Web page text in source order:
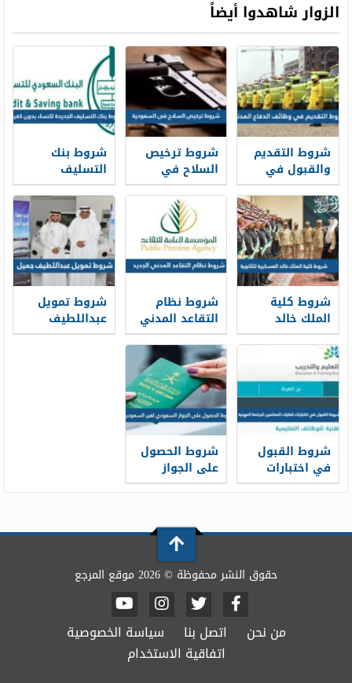
الزوار شاهدوا أيضاً
شروط التقديم
والقبول في
وظائف الدفاع
المدني 1448
شروط ترخيص
السلاح في
السعودية 1448
شروط بنك
التسليف
الجديدة 1448
للنساء بدون
كفيل
شروط كلية
الملك خالد
العسكرية
للثانوية 1448
شروط نظام
التقاعد المدني
الجديد 1448
شروط تمويل
عبداللطيف
جميل 1448
شروط القبول
في اختبارات
كفايات
1448
شروط الحصول
على الجواز
السعودي لغير
حقوق النشر محفوظة © 2026 موقع المرجع
من نحن اتصل بنا
سياسة الخصوصية
اتفاقية الاستخدام